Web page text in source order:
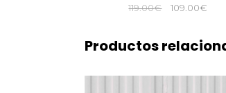
119.00€
El
original
era:
109.00€
es:
Productos